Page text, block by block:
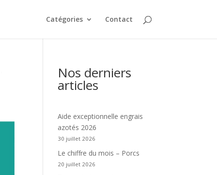
Catégories Contact
Nos derniers
articles
Aide exceptionnelle engrais
azotés 2026
30 juillet 2026
Le chiffre du mois – Porcs
20 juillet 2026